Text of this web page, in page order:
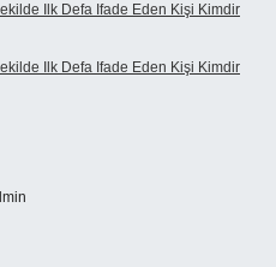
Ilk Defa Ifade Eden Kişi Kimdir
Ilk Defa Ifade Eden Kişi Kimdir